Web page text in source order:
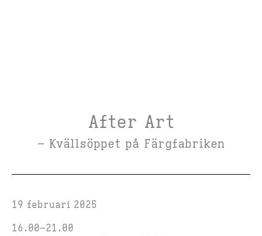
After Art
– Kvällsöppet på Färgfabriken
19 februari 2025
16.00–21.00